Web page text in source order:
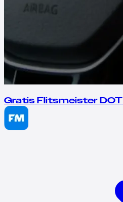
Gratis Flitsmeister DOT